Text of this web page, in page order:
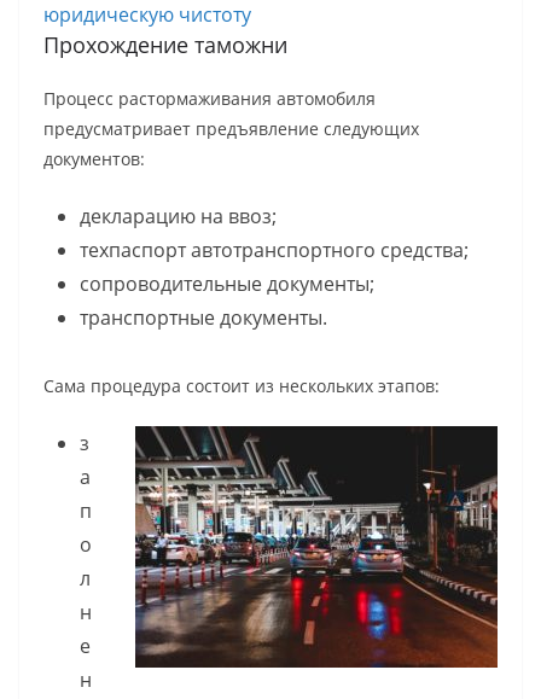
юридическую чистоту
Прохождение таможни
Процесс растормаживания автомобиля
предусматривает предъявление следующих
документов:
декларацию на ввоз;
техпаспорт автотранспортного средства;
сопроводительные документы;
транспортные документы.
Сама процедура состоит из нескольких этапов:
з
а
п
о
л
н
е
н